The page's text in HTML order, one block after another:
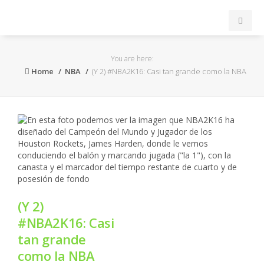
EuroLeague
FEB
FIBA
OTROS
FORMACIÓN
You are here:
Home NBA (Y 2) #NBA2K16: Casi tan grande como la NBA
(Y 2)
#NBA2K16: Casi
tan grande
como la NBA